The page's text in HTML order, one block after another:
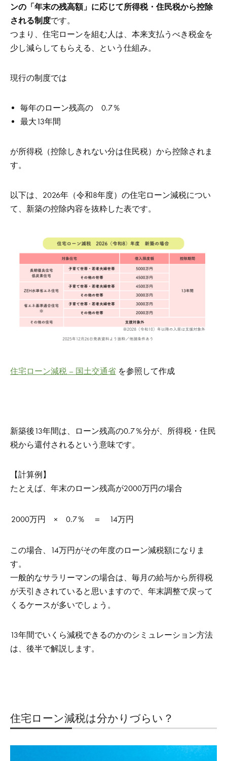
ンの「年末の残高額」に応じて所得税・住民税から控除
される制度です。
つまり、住宅ローンを組む人は、本来支払うべき税金を
少し減らしてもらえる、という仕組み。
現行の制度では
毎年のローン残高の 0.7％
最大13年間
が所得税（控除しきれない分は住民税）から控除されま
す。
以下は、2026年（令和8年度）の住宅ローン減税につい
て、新築の控除内容を抜粋した表です。
住宅ローン減税 – 国土交通省 を参照して作成
新築後13年間は、ローン残高の0.7％分が、所得税・住民
税から還付されるという意味です。
【計算例】
たとえば、年末のローン残高が2000万円の場合
2000万円 × 0.7％ ＝ 14万円
この場合、14万円がその年度のローン減税額になりま
す。
一般的なサラリーマンの場合は、毎月の給与から所得税
が天引きされていると思いますので、年末調整で戻って
くるケースが多いでしょう。
13年間でいくら減税できるのかのシミュレーション方法
は、後半で解説します。
住宅ローン減税は分かりづらい？